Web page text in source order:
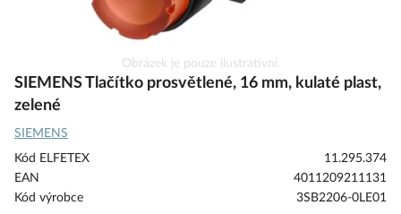
na
začátek
s
obrázky
Obrázek je pouze ilustrativní.
SIEMENS Tlačítko prosvětlené, 16 mm, kulaté plast,
zelené
SIEMENS
Kód ELFETEX
11.295.374
EAN
4011209211131
Kód výrobce
3SB2206-0LE01